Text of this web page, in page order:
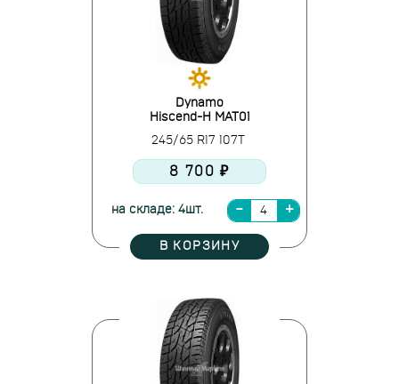
Dynamo
Hiscend-H MAT01
245/65 R17 107T
8 700 ₽
на складе: 4шт.
В КОРЗИНУ